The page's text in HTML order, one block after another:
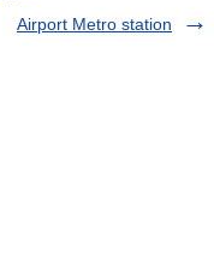
Airport Metro station